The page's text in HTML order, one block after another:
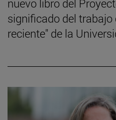
nuevo libro del
significado del trabajo
reciente" de la